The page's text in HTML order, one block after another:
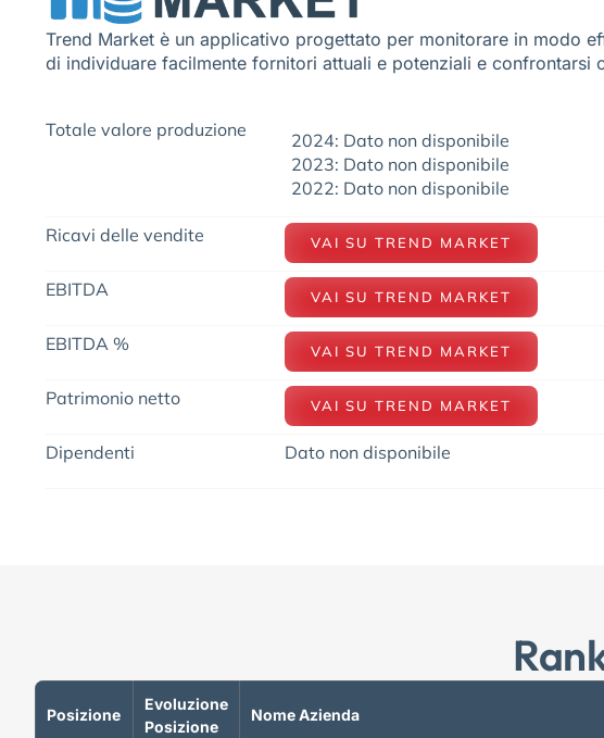
Trend Market è un applicativo progettato per monitorare in modo
di individuare facilmente fornitori attuali e potenziali e
Totale valore produzione
2024: Dato non disponibile
2023: Dato non disponibile
2022: Dato non disponibile
Ricavi delle vendite VAI SU TREND MARKET
EBITDA VAI SU TREND MARKET
EBITDA % VAI SU TREND MARKET
Patrimonio netto VAI SU TREND MARKET
Dipendenti Dato non disponibile
Posizione
Evoluzione
Posizione
Nome Azienda